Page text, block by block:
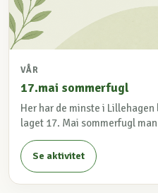
VÅR
17.mai sommerfugl
Her har de minste i
laget 17. Mai sommerfugl man
Se aktivitet